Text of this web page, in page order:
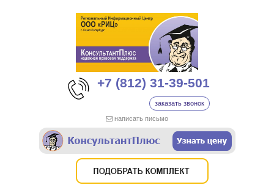
+7 (812) 31-39-501
заказать звонок
написать письмо